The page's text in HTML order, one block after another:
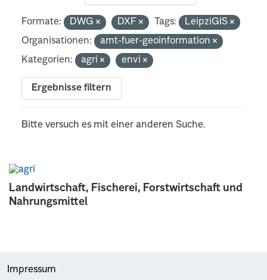
Landwirtschaft, Fischerei, Forstwirtschaft und
Nahrungsmittel
Formate: DWG DXF Tags:
LeipziGIS
Organisationen:
amt-fuer-geoinformation
Kategorien:
agri envi
Ergebnisse filtern
Bitte versuch es mit einer anderen Suche.
Impressum